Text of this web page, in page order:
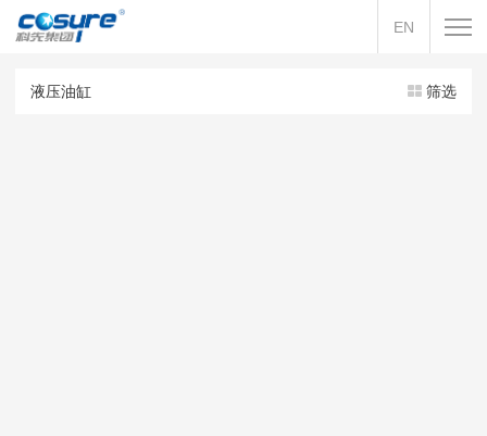
EN
液压油缸 筛选